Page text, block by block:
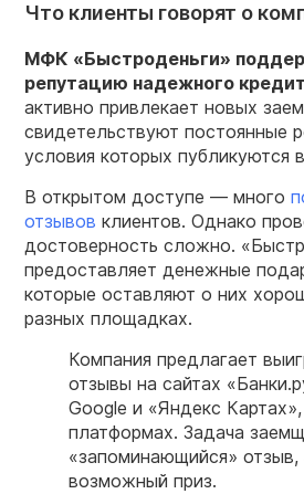
Что клиенты говорят о
МФК «Быстроденьги»
репутацию надежного
активно привлекает новых
свидетельствуют постоянные
условия которых публикуются
В открытом доступе — много
отзывов клиентов. Однако
достоверность сложно.
предоставляет денежные
которые оставляют о них
разных площадках.
Компания предлагает
отзывы на сайтах
Google и «Яндекс Картах
платформах. Задача
«запоминающийся»
возможный приз.